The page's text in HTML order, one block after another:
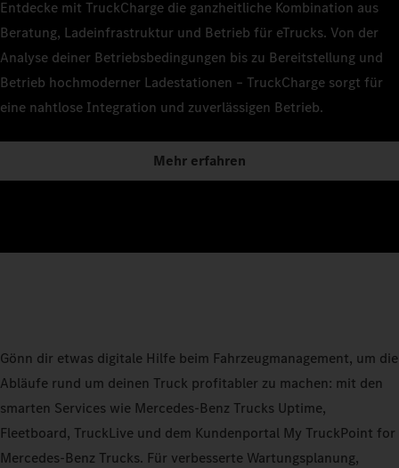
Entdecke mit TruckCharge die ganzheitliche Kombination aus
Beratung, Ladeinfrastruktur und Betrieb für eTrucks. Von der
Analyse deiner Betriebsbedingungen bis zu Bereitstellung und
Betrieb hochmoderner Ladestationen – TruckCharge sorgt für
eine nahtlose Integration und zuverlässigen Betrieb.
Mehr erfahren
Gönn dir etwas digitale Hilfe beim Fahrzeugmanagement, um die
Abläufe rund um deinen Truck profitabler zu machen: mit den
smarten Services wie Mercedes‑Benz Trucks Uptime,
Fleetboard, TruckLive und dem Kundenportal My TruckPoint for
Mercedes‑Benz Trucks. Für verbesserte Wartungsplanung,